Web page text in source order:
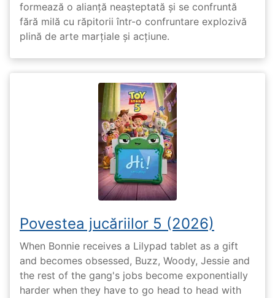
formează o alianță neașteptată și se confruntă
fără milă cu răpitorii într-o confruntare explozivă
plină de arte marțiale și acțiune.
Povestea jucăriilor 5 (2026)
When Bonnie receives a Lilypad tablet as a gift
and becomes obsessed, Buzz, Woody, Jessie and
the rest of the gang's jobs become exponentially
harder when they have to go head to head with